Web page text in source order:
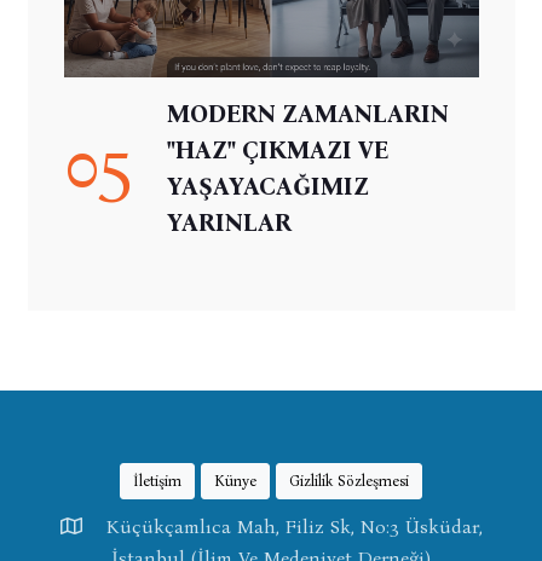
05
MODERN ZAMANLARIN
"HAZ" ÇIKMAZI VE
YAŞAYACAĞIMIZ
YARINLAR
İletişim Künye Gizlilik Sözleşmesi
Küçükçamlıca Mah, Filiz Sk, No:3 Üsküdar,